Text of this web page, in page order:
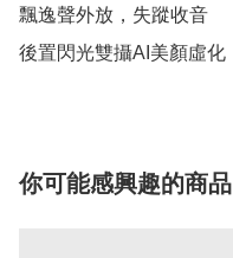
飄逸聲外放，失蹤收音
後置閃光雙攝AI美顏虛化
你可能感興趣的商品